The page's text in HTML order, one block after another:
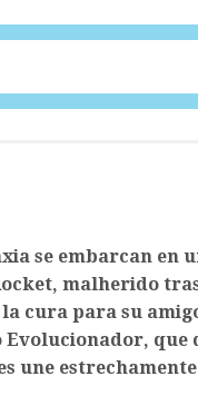
se embarcan
malherido
cura para su
Evolucionador,
une